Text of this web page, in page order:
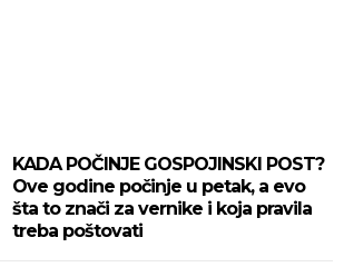
KADA POČINJE GOSPOJINSKI POST?
Ove godine počinje u petak, a evo
šta to znači za vernike i koja pravila
treba poštovati